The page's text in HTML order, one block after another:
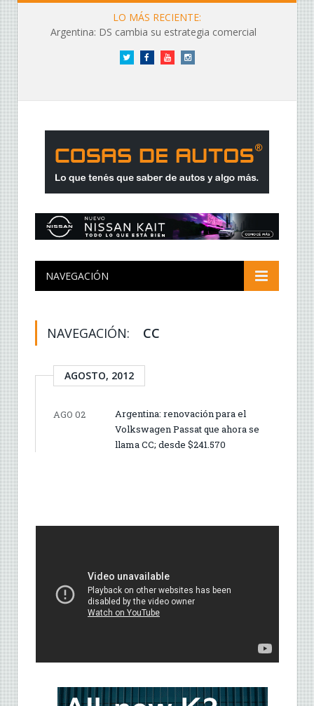
LO MÁS RECIENTE:
Argentina: DS cambia su estrategia comercial
Twitter FacebookYouTubeInstagram
NAVEGACIÓN
NAVEGACIÓN: CC
AGOSTO, 2012
AGO 02
Argentina: renovación para el
Volkswagen Passat que ahora se
llama CC; desde $241.570